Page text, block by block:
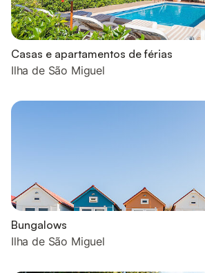
Casas e apartamentos de férias
Ilha de São Miguel
Bungalows
Ilha de São Miguel